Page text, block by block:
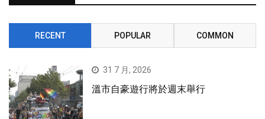
RECENT POPULAR COMMON
31 7 月, 2026
溫市自豪遊行將於週末舉行